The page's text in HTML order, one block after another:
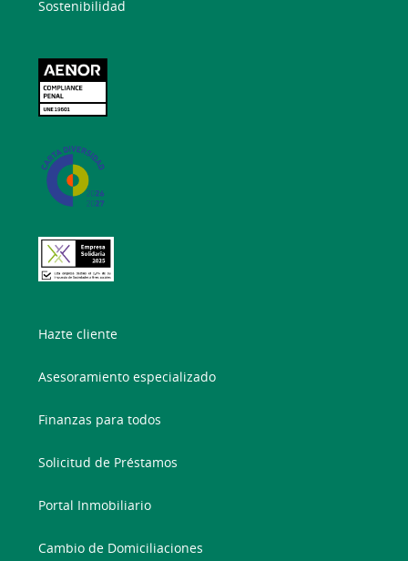
Sostenibilidad
Hazte cliente
Asesoramiento especializado
Finanzas para todos
Solicitud de Préstamos
Portal Inmobiliario
Cambio de Domiciliaciones